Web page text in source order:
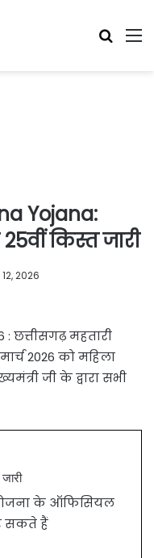
Yojana:
किस्त जारी
2026
: छत्तीसगढ़ महतारी
2026 को महिला
जी के द्वारा सभी
के ऑफिसियल
सकते हैं